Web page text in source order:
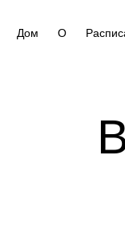
Дом О